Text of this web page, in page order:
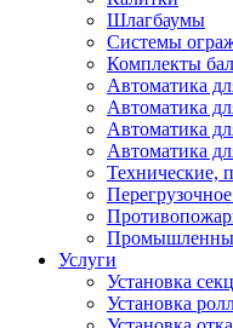
Шлагбаумы
Системы
Комплекты
Автоматика
Автоматика
Автоматика
Автоматика
Технические,
Услуги
Установка
Установка